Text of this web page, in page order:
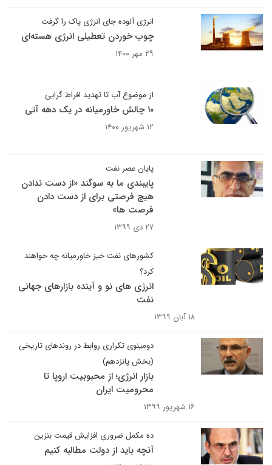
انرژی آلوده جای انرژی پاک را گرفت
چوب خوردن تعطیلی انرژی هسته‌ای
۲۹ مهر ۱۴۰۰
از موضوع آب تا تهدید افراط گرایی
۱۰ چالش خاورمیانه در یک دهه آتی
۱۲ شهریور ۱۴۰۰
پایان عصر نفت
پایبندی ما به سوگند «از دست ندادن
هیچ فرصتی برای از دست دادن
فرصت ها»
۲۷ دی ۱۳۹۹
کشورهای نفت خیز خاورمیانه چه خواهند
کرد؟
انرژی های نو و آینده بازارهای جهانی
نفت
۱۸ آبان ۱۳۹۹
دومینوی تکراری روابط در روندهای تاریخی
(بخش پانزدهم)
بازار انرژی؛ از محبوبیت اروپا تا
محرومیت ایران
۱۶ شهریور ۱۳۹۹
ده مکمل‌ ضروریِ افزایش قیمت بنزین
آنچه باید از دولت مطالبه کنیم